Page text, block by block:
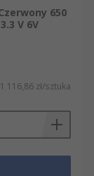
650
V 6V
1 116,86 zł/sztuka